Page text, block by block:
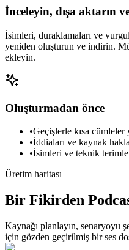
İnceleyin, dışa aktarın
İsimleri, duraklamaları ve
yeniden oluşturun ve indirin.
ekleyin.
Oluşturmadan önce
•Geçişlerle kısa cümleler
•İddiaları ve kaynak
•İsimleri ve teknik
Üretim haritası
Bir Fikirden
Kaynağı planlayın, senaryoyu
için gözden geçirilmiş bir ses